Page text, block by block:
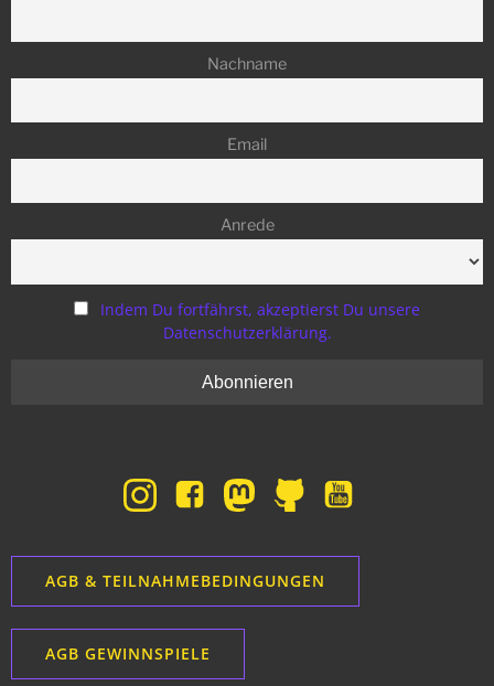
Nachname
Email
Anrede
Indem Du fortfährst, akzeptierst Du unsere
Datenschutzerklärung.
AGB & TEILNAHMEBEDINGUNGEN
AGB GEWINNSPIELE